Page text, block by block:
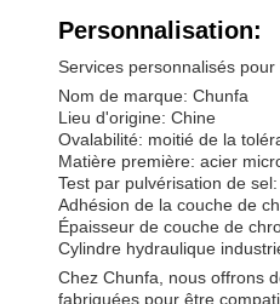
Personnalisation:
Services personnalisés
Nom de marque: Chunfa
Lieu d'origine: Chine
Ovalabilité: moitié de la
Matière première: acier
Test par pulvérisation de
Adhésion de la couche de
Épaisseur de couche de
Cylindre hydraulique
Chez Chunfa, nous offrons
fabriquées pour être